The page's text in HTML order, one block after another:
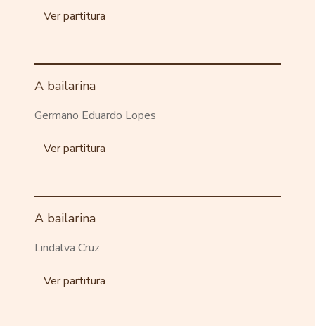
Ver partitura
A bailarina
Germano Eduardo Lopes
Ver partitura
A bailarina
Lindalva Cruz
Ver partitura